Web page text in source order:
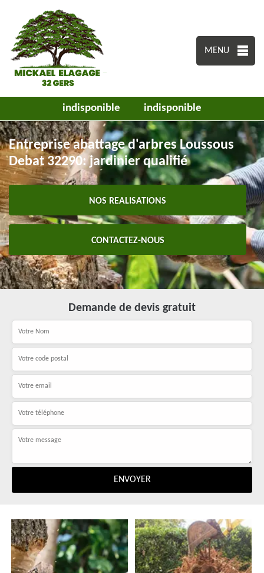
MENU
indisponible indisponible
Entreprise abattage d'arbres Loussous
Debat 32290: jardinier qualifié
NOS REALISATIONS
CONTACTEZ-NOUS
Demande de devis gratuit